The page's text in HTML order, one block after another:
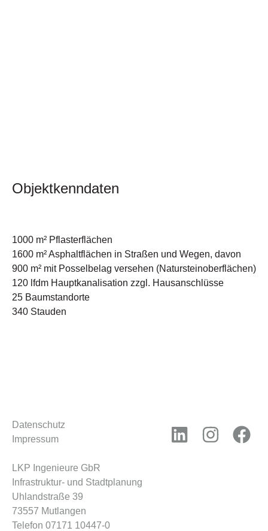
Objektkenndaten
1000 m² Pflasterflächen
1600 m² Asphaltflächen in Straßen und Wegen, davon
900 m² mit Posselbelag versehen (Natursteinoberflächen)
120 lfdm Hauptkanalisation zzgl. Hausanschlüsse
25 Baumstandorte
340 Stauden
Datenschutz
Impressum
LKP Ingenieure GbR
Infrastruktur- und Stadtplanung
Uhlandstraße 39
73557 Mutlangen
Telefon 07171 10447-0